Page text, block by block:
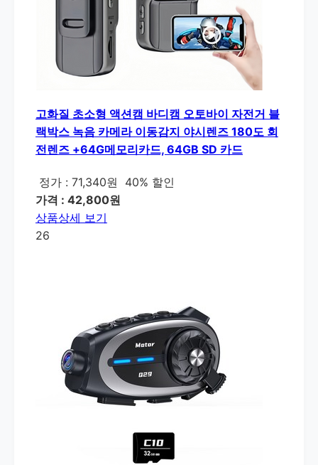
고화질 초소형 액션캠 바디캠 오토바이 자전거 블
랙박스 녹음 카메라 이동감지 야시렌즈 180도 회
전렌즈 +64G메모리카드, 64GB SD 카드
정가 : 71,340원
40% 할인
가격 : 42,800원
상품상세 보기
26